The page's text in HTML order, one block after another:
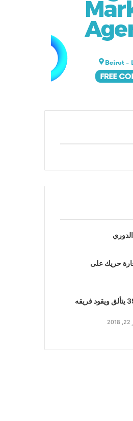
حريك على
ابن الـ39 يتألق ويقود فريقه